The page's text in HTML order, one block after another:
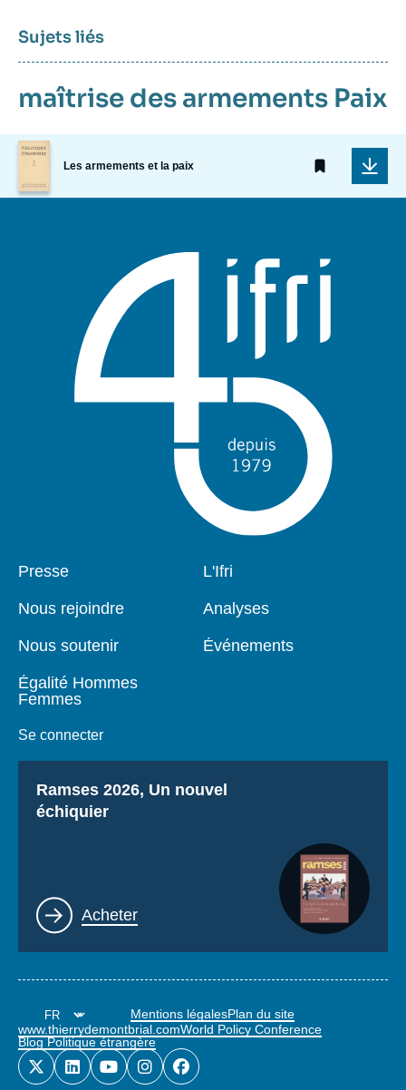
Sujets liés
maîtrise des armements Paix
Image
de
de
Les armements et la paix
Pied
Presse
Nous rejoindre
Nous soutenir
Égalité Hommes
Femmes
Se connecter
Navigation
L'Ifri
Analyses
Événements
Titre
Ramses 2026, Un nouvel
échiquier
Lien
Acheter
Mentions légalesPlan du site
www.thierrydemontbrial.comWorld Policy Conference
Blog Politique étrangère